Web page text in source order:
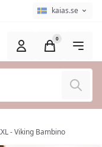
Språkväljare
Aktuellt språk
kaias.se
Sök
0
- Viking Bambino